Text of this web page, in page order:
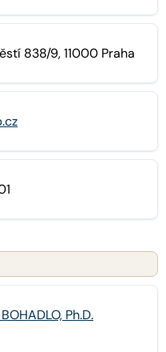
838/9, 11000 Praha
Ph.D.